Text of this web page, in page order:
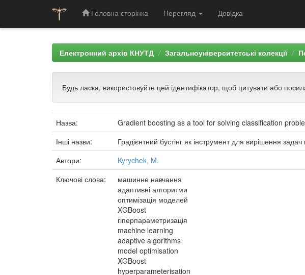
Головна сторінка Перегляд Довідка
Електронний архів КНУТД Загальноуніверситетські колекції
Будь ласка, використовуйте цей ідентифікатор, щоб цитувати або
Назва:
Gradient boosting as a tool for solving classification
Інші назви:
Градієнтний бустінг як інструмент для вирішення
Автори:
Kyrychek, M.
Ключові слова:
машинне навчання
адаптивні алгоритми
оптимізація моделей
XGBoost
гіперпараметризація
machine learning
adaptive algorithms
model optimisation
XGBoost
hyperparameterisation